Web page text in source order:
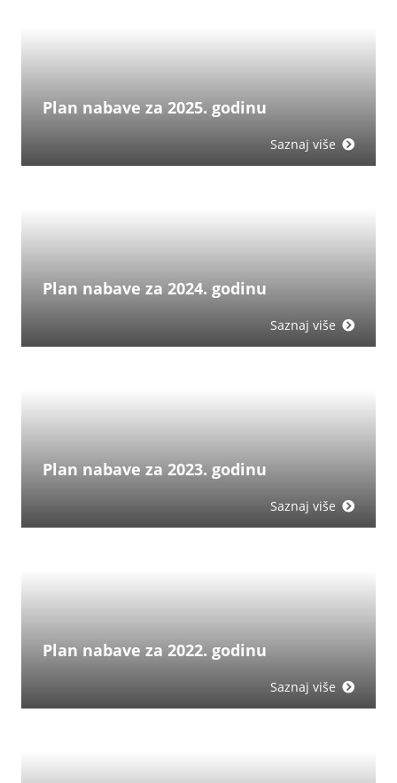
Plan nabave za 2025. godinu
Saznaj više
Plan nabave za 2024. godinu
Saznaj više
Plan nabave za 2023. godinu
Saznaj više
Plan nabave za 2022. godinu
Saznaj više